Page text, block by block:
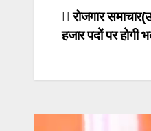
Post
रोजगार
हजार पदों पर होगी